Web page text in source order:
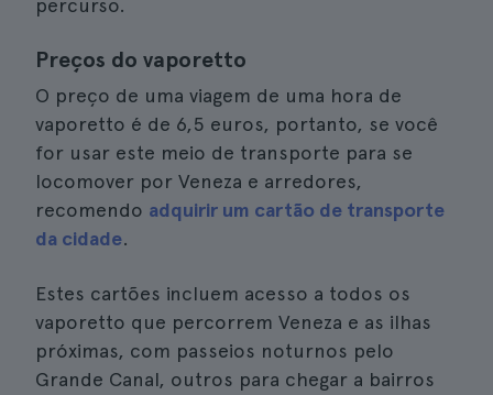
percurso.
Preços do vaporetto
O preço de uma viagem de uma hora de
vaporetto é de 6,5 euros, portanto, se você
for usar este meio de transporte para se
locomover por Veneza e arredores,
recomendo adquirir um cartão de transporte
da cidade.
Estes cartões incluem acesso a todos os
vaporetto que percorrem Veneza e as ilhas
próximas, com passeios noturnos pelo
Grande Canal, outros para chegar a bairros